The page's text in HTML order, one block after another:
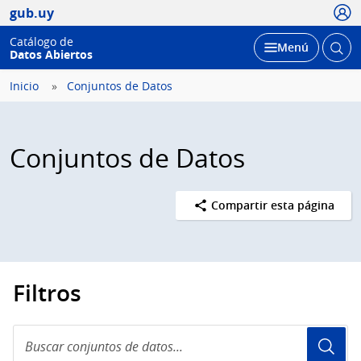
gub.uy
Catálogo de
Datos Abiertos
Desplegar
Menú Abrir
Inicio Conjuntos de Datos
Conjuntos de Datos
Compartir esta página
Filtros
conjuntos